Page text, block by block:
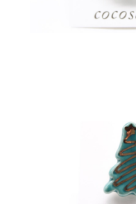
有田焼ブローチ ク